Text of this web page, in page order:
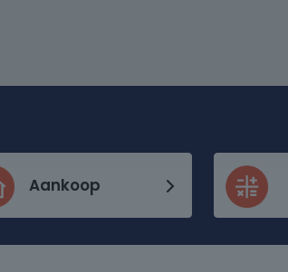
Aankoop